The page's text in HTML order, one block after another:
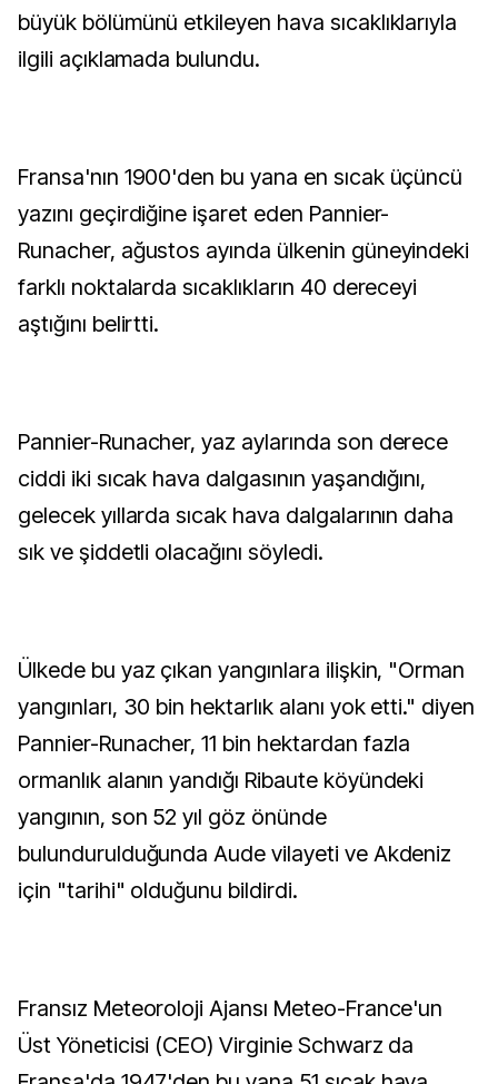
büyük bölümünü etkileyen hava sıcaklıklarıyla
ilgili açıklamada bulundu.
Fransa'nın 1900'den bu yana en sıcak üçüncü
yazını geçirdiğine işaret eden Pannier-
Runacher, ağustos ayında ülkenin güneyindeki
farklı noktalarda sıcaklıkların 40 dereceyi
aştığını belirtti.
Pannier-Runacher, yaz aylarında son derece
ciddi iki sıcak hava dalgasının yaşandığını,
gelecek yıllarda sıcak hava dalgalarının daha
sık ve şiddetli olacağını söyledi.
Ülkede bu yaz çıkan yangınlara ilişkin, "Orman
yangınları, 30 bin hektarlık alanı yok etti." diyen
Pannier-Runacher, 11 bin hektardan fazla
ormanlık alanın yandığı Ribaute köyündeki
yangının, son 52 yıl göz önünde
bulundurulduğunda Aude vilayeti ve Akdeniz
için "tarihi" olduğunu bildirdi.
Fransız Meteoroloji Ajansı Meteo-France'un
Üst Yöneticisi (CEO) Virginie Schwarz da